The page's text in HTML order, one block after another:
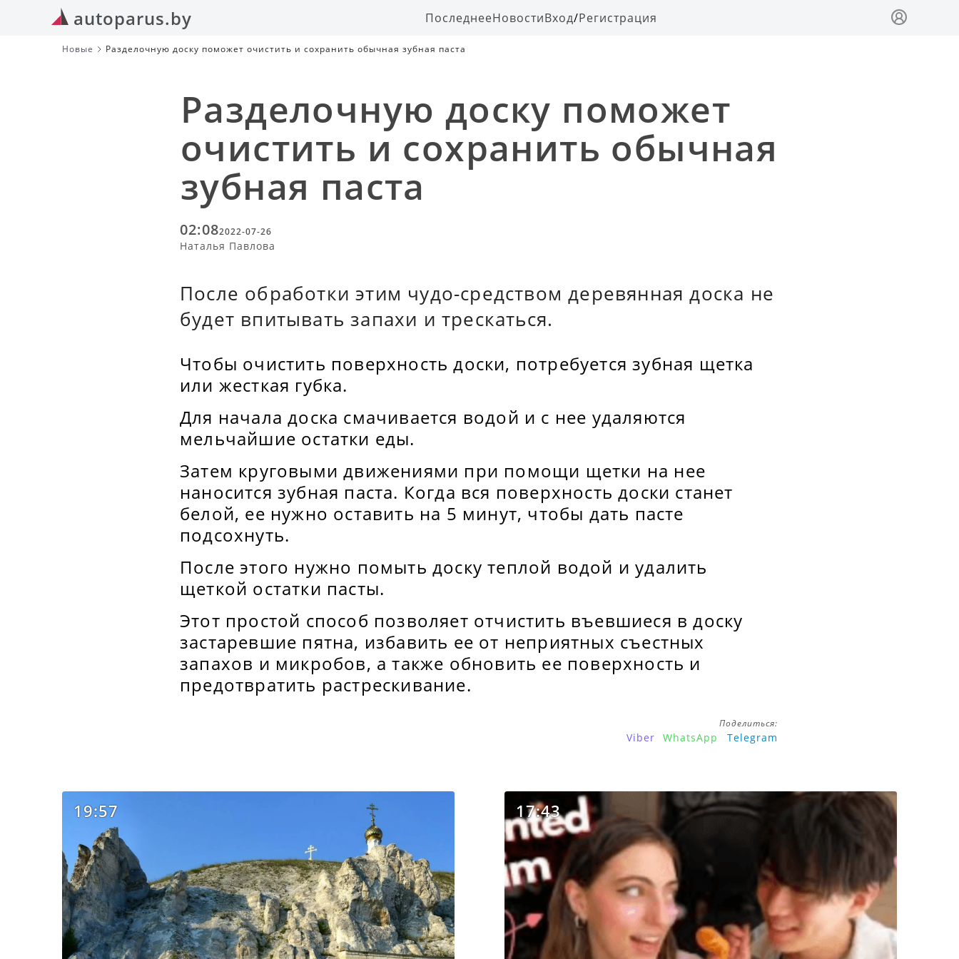
autoparus.by ПоследнееНовостиВход/Регистрация
Новые Разделочную доску поможет очистить и сохранить обычная зубная паста
Разделочную доску поможет
очистить и сохранить обычная
зубная паста
02:082022-07-26
Наталья Павлова
После обработки этим чудо-средством деревянная доска не
будет впитывать запахи и трескаться.
Чтобы очистить поверхность доски, потребуется зубная щетка
или жесткая губка.
Для начала доска смачивается водой и с нее удаляются
мельчайшие остатки еды.
Затем круговыми движениями при помощи щетки на нее
наносится зубная паста. Когда вся поверхность доски станет
белой, ее нужно оставить на 5 минут, чтобы дать пасте
подсохнуть.
После этого нужно помыть доску теплой водой и удалить
щеткой остатки пасты.
Этот простой способ позволяет отчистить въевшиеся в доску
застаревшие пятна, избавить ее от неприятных съестных
запахов и микробов, а также обновить ее поверхность и
предотвратить растрескивание.
Поделиться:
Viber WhatsApp Telegram
19:57 17:43